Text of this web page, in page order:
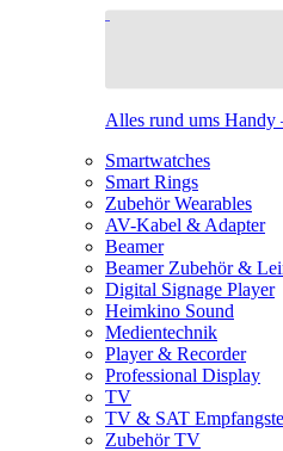
Alles rund ums Handy
Smartwatches
Smart Rings
Zubehör Wearables
AV-Kabel & Adapter
Beamer
Beamer Zubehör &
Digital Signage Player
Heimkino Sound
Medientechnik
Player & Recorder
Professional Display
TV
TV & SAT
Zubehör TV